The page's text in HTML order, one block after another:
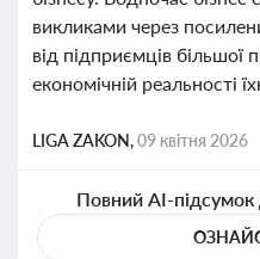
викликами через
від підприємців більшої
економічній реальності
LIGA ZAKON,09 квітня 2026
Повний AI-підсумок